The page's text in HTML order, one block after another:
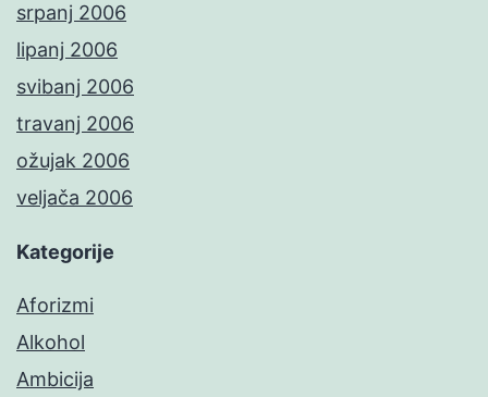
srpanj 2006
lipanj 2006
svibanj 2006
travanj 2006
ožujak 2006
veljača 2006
Kategorije
Aforizmi
Alkohol
Ambicija